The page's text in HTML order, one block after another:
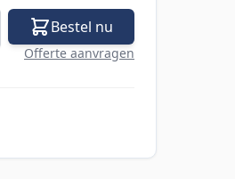
Bestel nu
Offerte aanvragen